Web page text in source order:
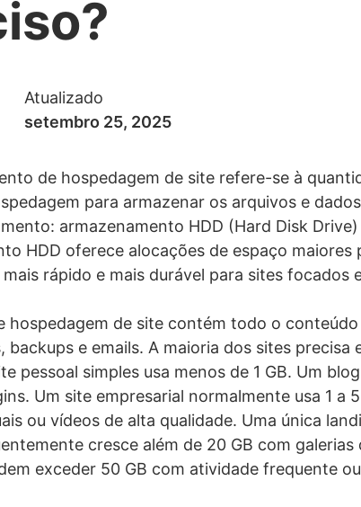
Atualizado
setembro 25, 2025
de hospedagem de site refere-se à
para armazenar os arquivos e
armazenamento HDD (Hard Disk
HDD oferece alocações de espaço maiores
rápido e mais durável para sites focados
hospedagem de site contém todo o
backups e emails. A maioria dos sites precisa
pessoal simples usa menos de 1 GB. Um
Um site empresarial normalmente usa 1 a
ou vídeos de alta qualidade. Uma única
cresce além de 20 GB com galerias
exceder 50 GB com atividade frequente